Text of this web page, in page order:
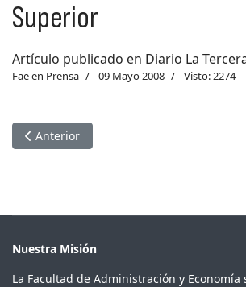
Superior
Artículo publicado en Diario La
Fae en Prensa 09 Mayo 2008 Visto: 2274
Artículo anterior: Inflación de Alimentos
Anterior
Nuestra Misión
La Facultad de Administración y Economía